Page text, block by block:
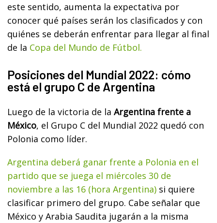
este sentido, aumenta la expectativa por
conocer qué países serán los clasificados y con
quiénes se deberán enfrentar para llegar al final
de la Copa del Mundo de Fútbol.
Posiciones del Mundial 2022: cómo
está el grupo C de Argentina
Luego de la victoria de la Argentina frente a
México, el Grupo C del Mundial 2022 quedó con
Polonia como líder.
Argentina deberá ganar frente a Polonia en el
partido que se juega el miércoles 30 de
noviembre a las 16 (hora Argentina) si quiere
clasificar primero del grupo. Cabe señalar que
México y Arabia Saudita jugarán a la misma